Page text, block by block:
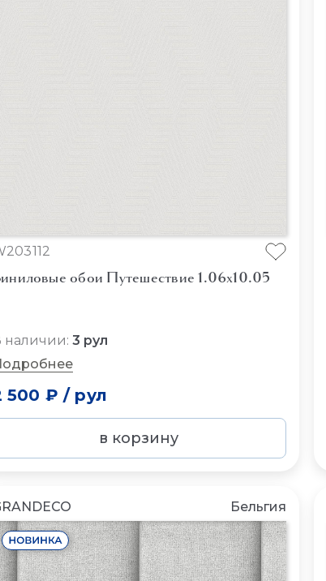
обои Путешествие 1.06x10.05
наличии: 3 рул
500 ₽ / рул
в корзину
Бельгия